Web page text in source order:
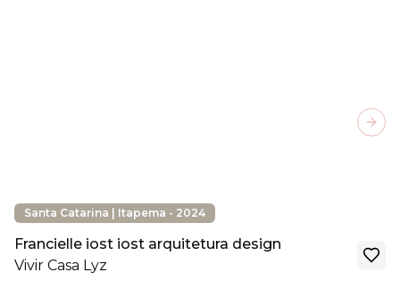
Santa Catarina | Itapema - 2024
Francielle iost iost arquitetura design
Vivir Casa Lyz